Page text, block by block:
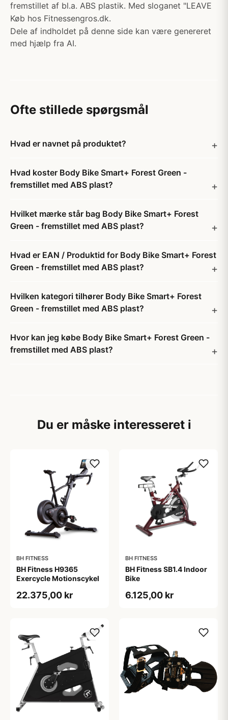
fremstillet af bl.a. ABS plastik. Med sloganet "LEAVE
Køb hos Fitnessengros.dk.
Dele af indholdet på denne side kan være genereret
med hjælp fra AI.
Ofte stillede spørgsmål
Hvad er navnet på produktet?
Hvad koster Body Bike Smart+ Forest Green -
fremstillet med ABS plast?
Hvilket mærke står bag Body Bike Smart+ Forest
Green - fremstillet med ABS plast?
Hvad er EAN / Produktid for Body Bike Smart+ Forest
Green - fremstillet med ABS plast?
Hvilken kategori tilhører Body Bike Smart+ Forest
Green - fremstillet med ABS plast?
Hvor kan jeg købe Body Bike Smart+ Forest Green -
fremstillet med ABS plast?
Du er måske interesseret i
BH FITNESS
BH Fitness H9365
Exercycle Motionscykel
22.375,00 kr
BH FITNESS
BH Fitness SB1.4 Indoor
Bike
6.125,00 kr